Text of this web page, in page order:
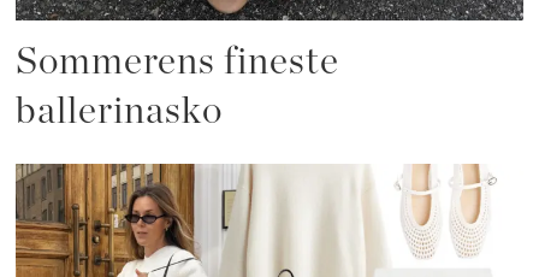
Sommerens fineste
ballerinasko